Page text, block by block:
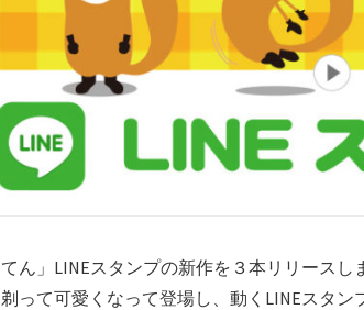
てん」LINEスタンプの新作を３本リリースし
って可愛くなって登場し、動くLINEスタ